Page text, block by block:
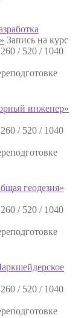
Запись на курс
/ 520 / 1040
инженер»
/ 520 / 1040
геодезия»
/ 520 / 1040
/ 520 / 1040